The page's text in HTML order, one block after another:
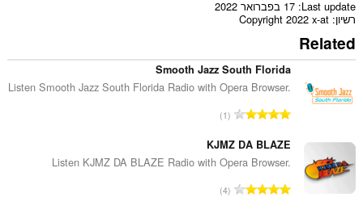
Last update 17 בפברואר 2022
רשיון Copyright 2022 x-at
Related
Smooth Jazz South Florida
Listen Smooth Jazz South Florida Radio with Opera Browser.
מ
פ
ר
י
1
KJMZ DA BLAZE
Listen KJMZ DA BLAZE Radio with Opera Browser.
מ4